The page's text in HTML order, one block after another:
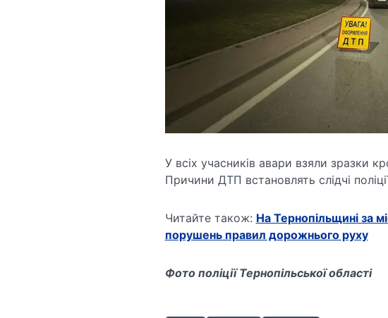
У всіх учасників авари взяли зразки
Причини ДТП встановлять слідчі
Читайте також: На Тернопільщині за
порушень правил дорожнього руху
Фото поліції Тернопільської області